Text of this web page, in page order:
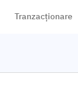
Tranzacționare